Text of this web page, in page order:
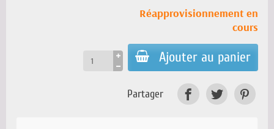
Réapprovisionnement en
cours
Ajouter au panier
Partager